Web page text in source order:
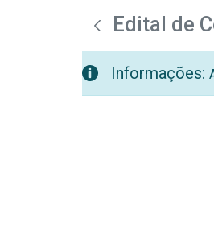
Pular para o Conteúdo principal
teste descricao
Edital de
Informações: